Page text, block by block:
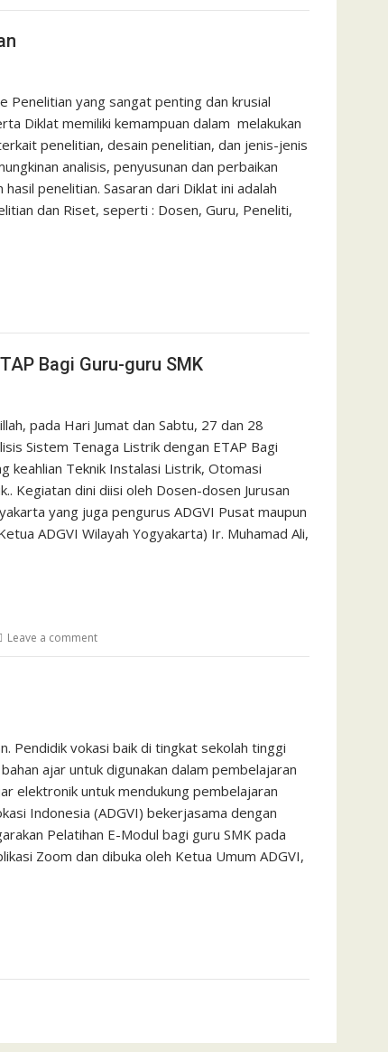
Penelitian yang sangat penting dan krusial
Diklat memiliki kemampuan dalam melakukan
penelitian, desain penelitian, dan jenis-jenis
analisis, penyusunan dan perbaikan
penelitian. Sasaran dari Diklat ini adalah
dan Riset, seperti : Dosen, Guru, Peneliti,
Bagi Guru-guru SMK
pada Hari Jumat dan Sabtu, 27 dan 28
Sistem Tenaga Listrik dengan ETAP Bagi
keahlian Teknik Instalasi Listrik, Otomasi
Kegiatan dini diisi oleh Dosen-dosen Jurusan
yang juga pengurus ADGVI Pusat maupun
ADGVI Wilayah Yogyakarta) Ir. Muhamad Ali,
Leave a comment
Pendidik vokasi baik di tingkat sekolah tinggi
ajar untuk digunakan dalam pembelajaran
elektronik untuk mendukung pembelajaran
Indonesia (ADGVI) bekerjasama dengan
Pelatihan E-Modul bagi guru SMK pada
Zoom dan dibuka oleh Ketua Umum ADGVI,